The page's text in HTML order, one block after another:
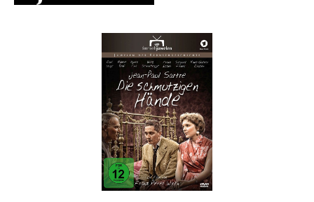
Bildergalerie überspringen